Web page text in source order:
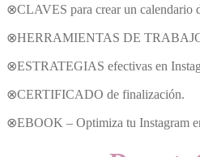
⊗CLAVES para crear un calendario
⊗HERRAMIENTAS DE TRABAJO
⊗ESTRATEGIAS efectivas en
⊗CERTIFICADO de finalización.
⊗EBOOK – Optimiza tu Instagram